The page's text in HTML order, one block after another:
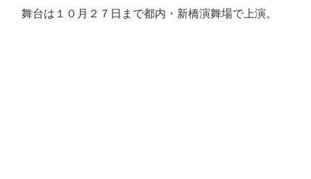
舞台は１０月２７日まで都内・新橋演舞場で上演。